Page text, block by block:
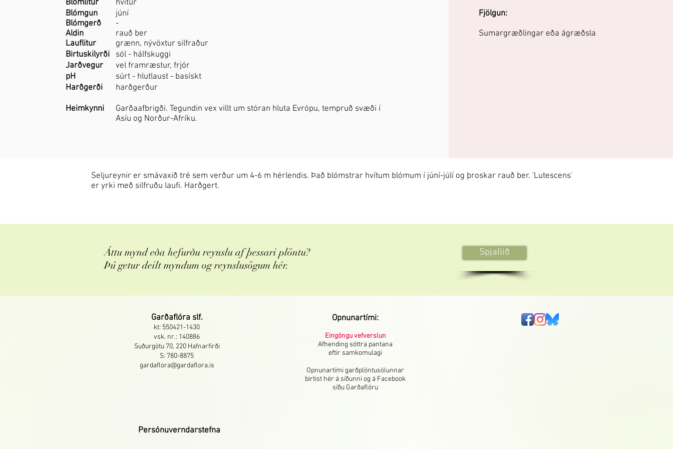
Blómlitur
hvítur
Blómgun
júní
Blómgerð
-
Aldin
rauð ber
Lauflitur
grænn, nývöxtur silfraður
Birtuskilyrði
sól - hálfskuggi
Jarðvegur
vel framræstur, frjór
pH
súrt - hlutlaust - basískt
Harðgerði
harðgerður
Heimkynni
Garðaafbrigði. Tegundin vex villt um stóran hluta Evrópu, tempruð svæði í
Asíu og Norður-Afríku.
Fjölgun:
Sumargræðlingar eða ágræðsla
Seljureynir er smávaxið tré sem verður um 4-6 m hérlendis. Það blómstrar hvítum blómum í júní-júlí og þroskar rauð ber. 'Lutescens'
er yrki með silfruðu laufi. Harðgert.
Áttu mynd eða hefurðu reynslu af þessari plöntu?
Þú getur deilt myndum og reynslusögum hér.
Spjallið
Garðaflóra slf.
kt: 550421-1430
vsk. nr.: 140886
Suðurgötu 70, 220 Hafnarfirði
S: 780-8875
gardaflora@gardaflora.is
Opnunartími:
Eingöngu vefverslun
Afhending sóttra pantana
eftir samkomulagi
Opnunartími garðplöntusölunnar
birtist hér á síðunni og á Facebook
síðu Garðaflóru
Persónuverndarstefna